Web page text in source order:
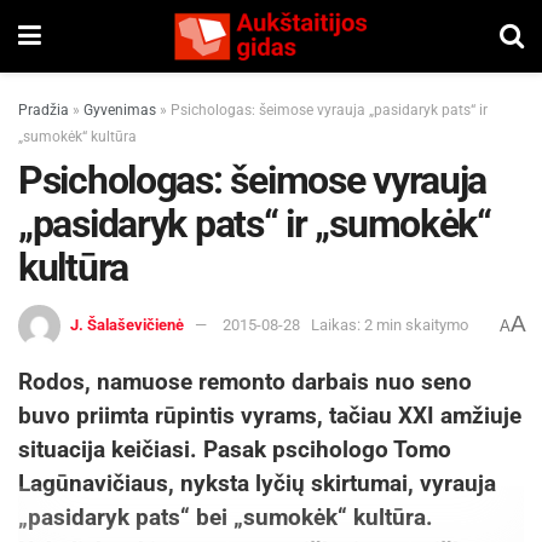
Pradžia » Gyvenimas » Psichologas: šeimose vyrauja „pasidaryk pats“ ir
„sumokėk“ kultūra
Psichologas: šeimose vyrauja
„pasidaryk pats“ ir „sumokėk“
kultūra
J. Šalaševičienė 2015-08-28 Laikas: 2 min skaitymo AA
Rodos, namuose remonto darbais nuo seno
buvo priimta rūpintis vyrams, tačiau XXI amžiuje
situacija keičiasi. Pasak pscihologo Tomo
Lagūnavičiaus, nyksta lyčių skirtumai, vyrauja
„pasidaryk pats“ bei „sumokėk“ kultūra.